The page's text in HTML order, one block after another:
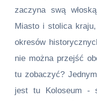
zaczyna swą
Miasto i stolica
okresów
nie można przejść
tu zobaczyć?
jest tu Koloseum -